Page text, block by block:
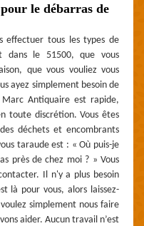
le débarras de
effectuer tous les types de
dans le 51500, que vous
que vous vouliez vous
ayez simplement besoin de
Antiquaire est rapide,
toute discrétion. Vous êtes
déchets et encombrants
taraude est : « Où puis-je
près de chez moi ? » Vous
Il n'y a plus besoin
là pour vous, alors laissez-
simplement nous faire
aider. Aucun travail n’est